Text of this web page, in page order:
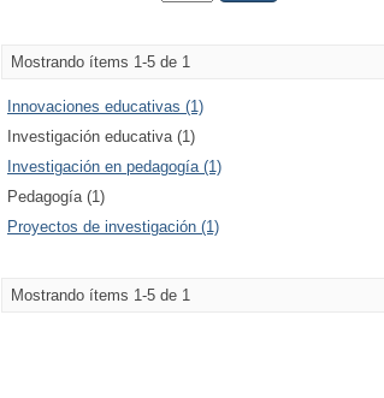
Mostrando ítems 1-5 de 1
Innovaciones educativas (1)
Investigación educativa (1)
Investigación en pedagogía (1)
Pedagogía (1)
Proyectos de investigación (1)
Mostrando ítems 1-5 de 1